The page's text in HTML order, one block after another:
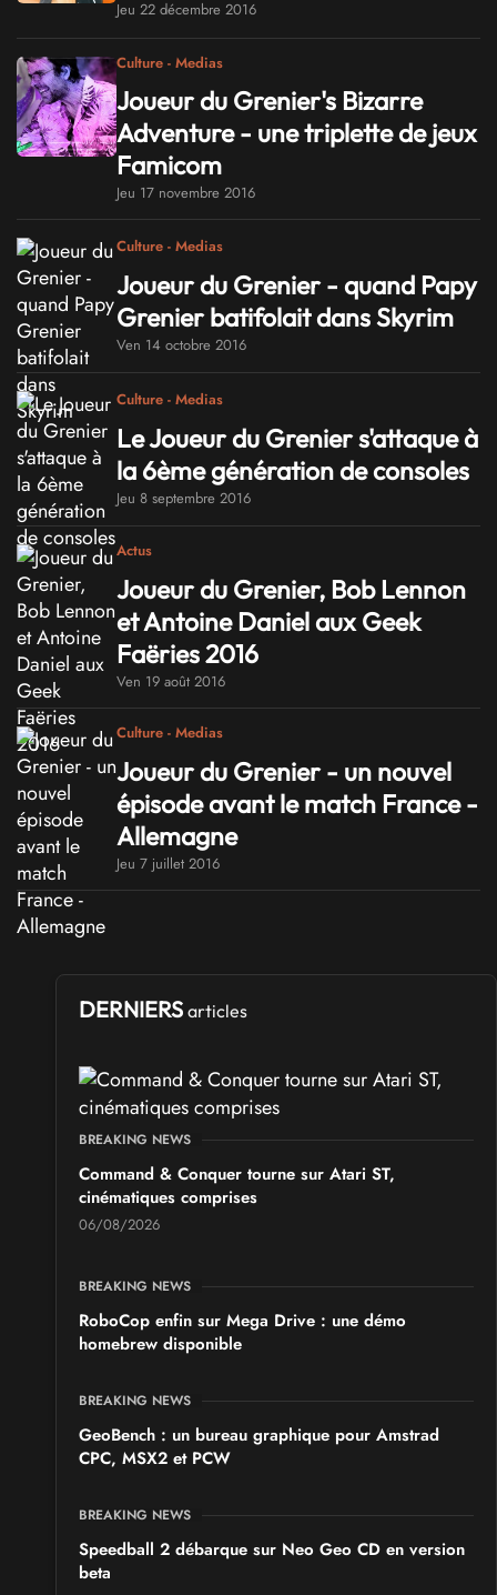
Jeu 22 décembre 2016
Culture - Medias
Joueur du Grenier's Bizarre
Adventure - une triplette de jeux
Famicom
Jeu 17 novembre 2016
Culture - Medias
Joueur du Grenier - quand Papy
Grenier batifolait dans Skyrim
Ven 14 octobre 2016
Culture - Medias
Le Joueur du Grenier s'attaque à
la 6ème génération de consoles
Jeu 8 septembre 2016
Actus
Joueur du Grenier, Bob Lennon
et Antoine Daniel aux Geek
Faëries 2016
Ven 19 août 2016
Culture - Medias
Joueur du Grenier - un nouvel
épisode avant le match France -
Allemagne
Jeu 7 juillet 2016
DERNIERS articles
BREAKING NEWS
Command & Conquer tourne sur Atari ST,
cinématiques comprises
06/08/2026
BREAKING NEWS
RoboCop enfin sur Mega Drive : une démo
homebrew disponible
BREAKING NEWS
GeoBench : un bureau graphique pour Amstrad
CPC, MSX2 et PCW
BREAKING NEWS
Speedball 2 débarque sur Neo Geo CD en version
beta